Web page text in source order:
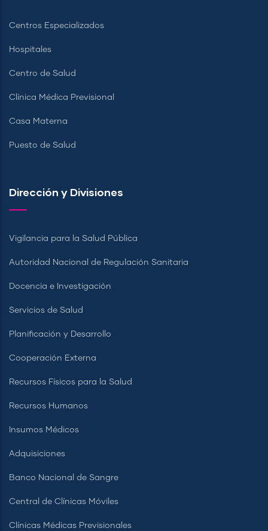
Centros Especializados
Hospitales
Centro de Salud
Clínica Médica Previsional
Casa Materna
Puesto de Salud
Dirección y Divisiones
Vigilancia para la Salud Pública
Autoridad Nacional de Regulación Sanitaria
Docencia e Investigación
Servicios de Salud
Planificación y Desarrollo
Cooperación Externa
Recursos Físicos para la Salud
Recursos Humanos
Insumos Médicos
Adquisiciones
Banco Nacional de Sangre
Central de Clínicas Móviles
Clínicas Médicas Previsionales